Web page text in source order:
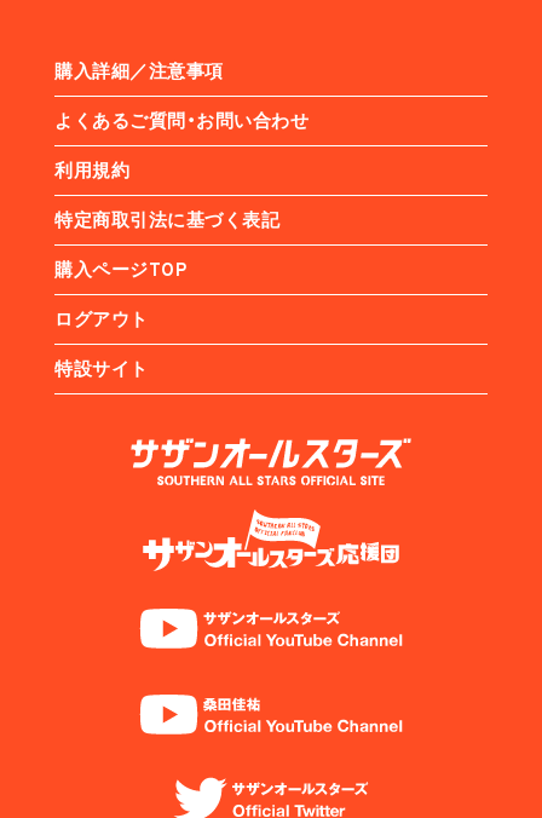
購入詳細／注意事項
よくあるご質問・お問い合わせ
利用規約
特定商取引法に基づく表記
購入ページTOP
ログアウト
特設サイト